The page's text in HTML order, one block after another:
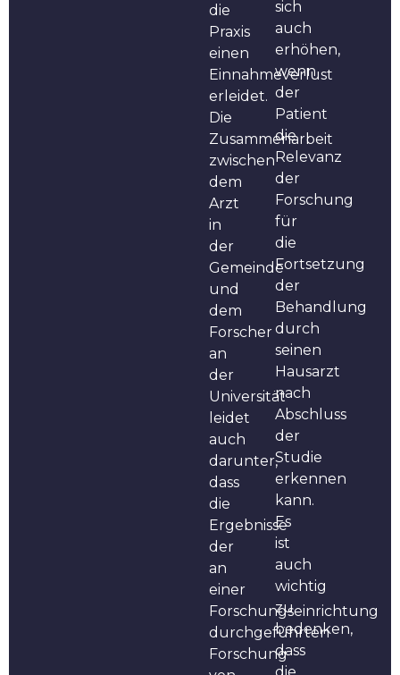
die
Praxis
einen
Einnahmeverlust
erleidet.
Die
Zusammenarbeit
zwischen
dem
Arzt
in
der
Gemeinde
und
dem
Forscher
an
der
Universität
leidet
auch
darunter,
dass
die
Ergebnisse
der
an
einer
Forschungseinrichtung
durchgeführten
Forschung
sich
auch
erhöhen,
wenn
der
Patient
die
Relevanz
der
Forschung
für
die
Fortsetzung
der
Behandlung
durch
seinen
Hausarzt
nach
Abschluss
der
Studie
erkennen
kann.
Es
ist
auch
wichtig
zu
bedenken,
dass